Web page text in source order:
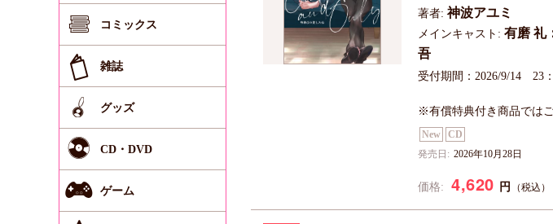
コミックス
雑誌
グッズ
CD・DVD
ゲーム
著者: 神波アユミ
メインキャスト: 有磨 礼
吾
受付期間：2026/9/14 23
※有償特典付き商品では
New
CD
発売日: 2026年10月28日
価格: 4,620 円 （税込）